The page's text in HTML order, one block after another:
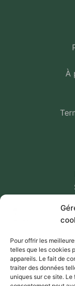
Pour offrir les
telles que les cookies
appareils. Le fait de
traiter des données
uniques sur ce site.
À